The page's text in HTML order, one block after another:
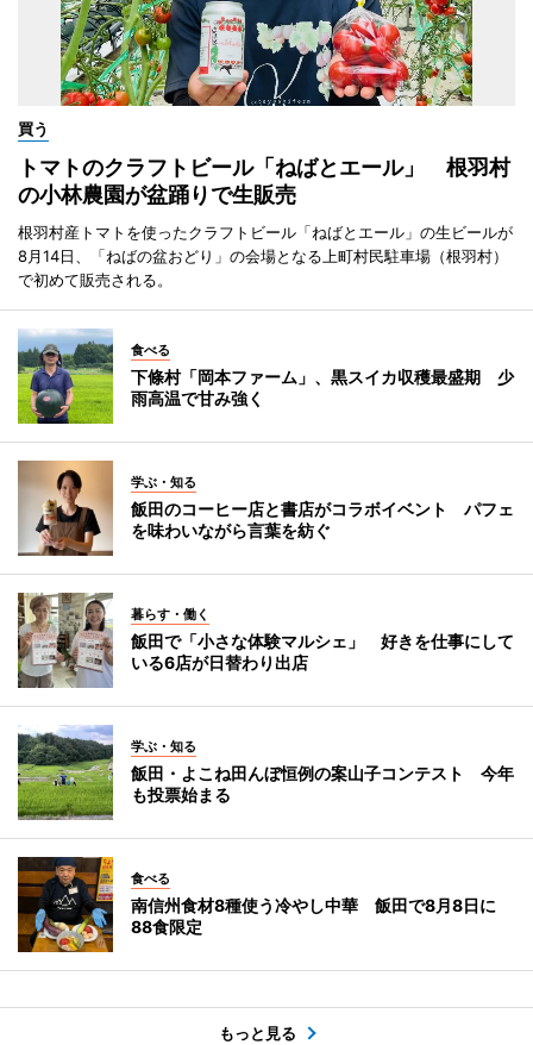
買う
トマトのクラフトビール「ねばとエール」 根羽村
の小林農園が盆踊りで生販売
根羽村産トマトを使ったクラフトビール「ねばとエール」の生ビールが
8月14日、「ねばの盆おどり」の会場となる上町村民駐車場（根羽村）
で初めて販売される。
食べる
下條村「岡本ファーム」、黒スイカ収穫最盛期 少
雨高温で甘み強く
学ぶ・知る
飯田のコーヒー店と書店がコラボイベント パフェ
を味わいながら言葉を紡ぐ
暮らす・働く
飯田で「小さな体験マルシェ」 好きを仕事にして
いる6店が日替わり出店
学ぶ・知る
飯田・よこね田んぼ恒例の案山子コンテスト 今年
も投票始まる
食べる
南信州食材8種使う冷やし中華 飯田で8月8日に
88食限定
もっと見る